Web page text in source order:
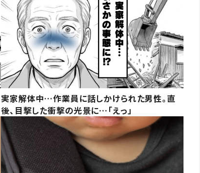
実家解体中…作業員に話しかけられた男性。直
後、目撃した衝撃の光景に…「えっ」